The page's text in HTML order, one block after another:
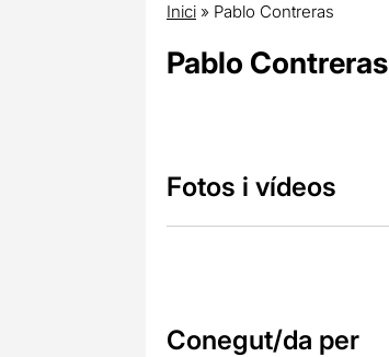
Inici» Pablo Contreras
Pablo Contreras
Fotos i vídeos
Conegut/da per